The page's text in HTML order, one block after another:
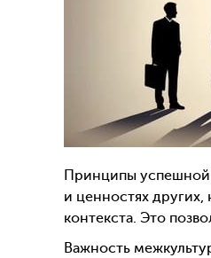
Принципы успешной
и ценностях
контекста. Это
Важность